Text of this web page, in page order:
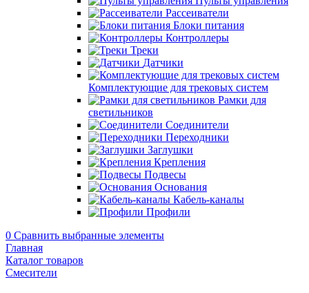
Рассеиватели
Блоки питания
Контроллеры
Треки
Датчики
Комплектующие для трековых систем
Рамки для
светильников
Соединители
Переходники
Заглушки
Крепления
Подвесы
Основания
Кабель-каналы
Профили
0 Сравнить выбранные элементы
Главная
Каталог товаров
Смесители